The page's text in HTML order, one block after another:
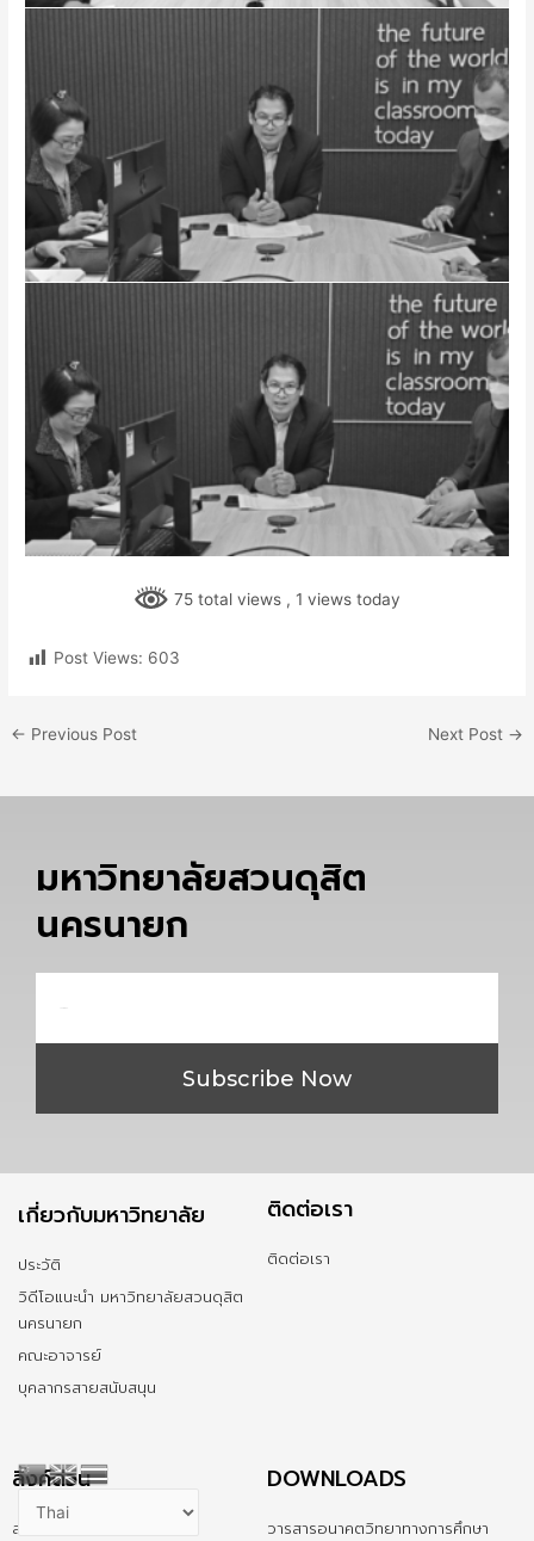
75 total views , 1 views today
Post Views: 603
← Previous Post Next Post →
มหาวิทยาลัยสวนดุสิต
นครนายก
Subscribe Now
เกี่ยวกับมหาวิทยาลัย
ประวัติ
วิดีโอแนะนำ มหาวิทยาลัยสวนดุสิต
นครนายก
คณะอาจารย์
บุคลากรสายสนับสนุน
ติดต่อเรา
ติดต่อเรา
ลิ้งค์ด่วน
สมัครเรียน
DOWNLOADS
วารสารอนาคตวิทยาทางการศึกษา